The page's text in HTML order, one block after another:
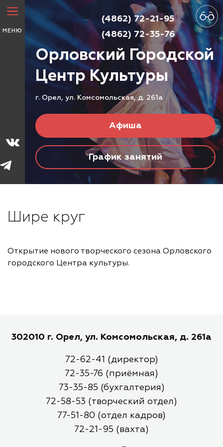
МЕНЮ
Орловский Городской
ЦентрКультуры
г. Орел, ул. Комсомольская, д. 261а
Афиша
График занятий
(4862) 72-21-95
(4862) 72-35-76
Шире круг
Открытие нового творческого сезона Орловского
городского Центра культуры.
302010 г. Орел, ул. Комсомольская, д. 261а
72-62-41 (директор)
72-35-76 (приёмная)
73-35-85 (бухгалтерия)
72-58-53 (творческий отдел)
77-51-80 (отдел кадров)
72-21-95 (вахта)